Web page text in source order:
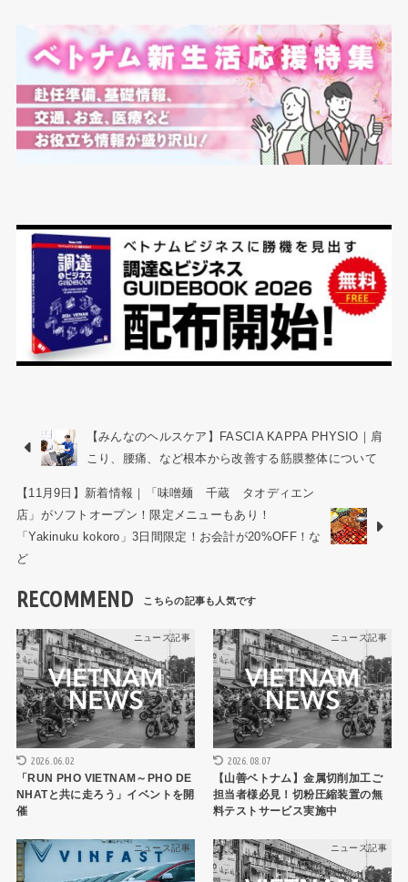
【みんなのヘルスケア】FASCIA KAPPA PHYSIO｜肩
こり、腰痛、など根本から改善する筋膜整体について
【11月9日】新着情報｜「味噌麺 千蔵 タオディエン
店」がソフトオープン！限定メニューもあり！
「Yakinuku kokoro」3日間限定！お会計が20%OFF！な
ど
RECOMMEND
ニュース記事
2026.06.02
「RUN PHO VIETNAM～PHO DE
NHATと共に走ろう」イベントを開
催
ニュース記事
2026.08.07
【山善ベトナム】金属切削加工ご
担当者様必見！切粉圧縮装置の無
料テストサービス実施中
ニュース記事 ニュース記事